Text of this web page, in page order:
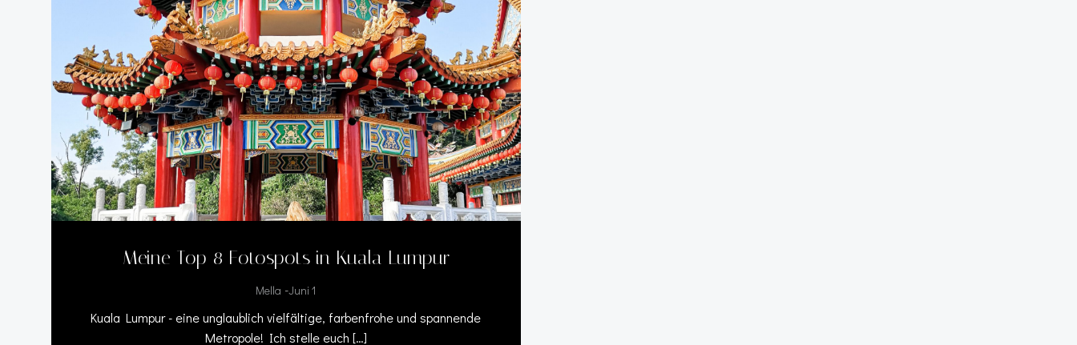
Meine Top 8 Fotospots in Kuala Lumpur
Mella -Juni 1
Kuala Lumpur - eine unglaublich vielfältige, farbenfrohe und spannende
Metropole! Ich stelle euch […]